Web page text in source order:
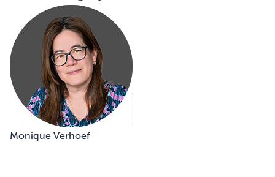
Monique Verhoef